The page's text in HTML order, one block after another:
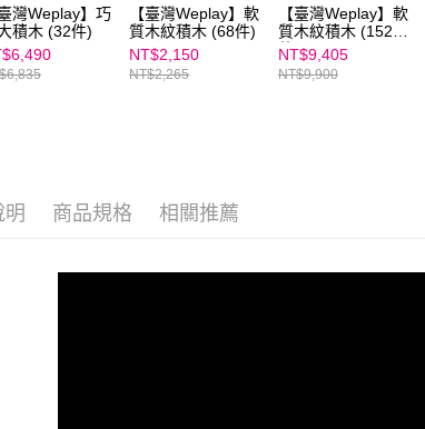
臺灣Weplay】巧
積木 (32件)
【臺灣Weplay】軟
質木紋積木 (68件)
NT$2,150
NT$2,265
【臺灣Weplay】軟
質木紋積木 (152
件)
NT$9,405
NT$9,900
明 商品規格 相關推薦